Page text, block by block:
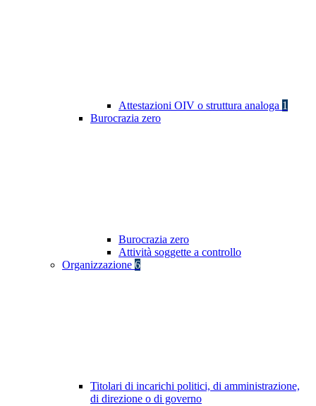
Attestazioni OIV o struttura analoga 1
Burocrazia zero
Burocrazia zero
Attività soggette a controllo
Organizzazione 6
Titolari di incarichi politici, di amministrazione,
di direzione o di governo